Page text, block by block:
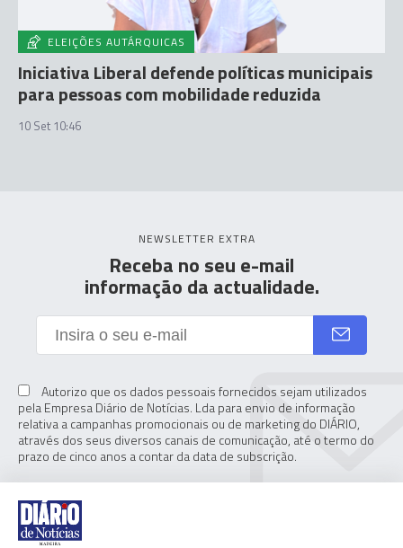
ELEIÇÕES AUTÁRQUICAS
Iniciativa Liberal defende políticas municipais
para pessoas com mobilidade reduzida
10 Set 10:46
NEWSLETTER EXTRA
Receba no seu e-mail
informação da actualidade.
Autorizo que os dados pessoais fornecidos sejam utilizados
pela Empresa Diário de Notícias. Lda para envio de informação
relativa a campanhas promocionais ou de marketing do DIÁRIO,
através dos seus diversos canais de comunicação, até o termo do
prazo de cinco anos a contar da data de subscrição.